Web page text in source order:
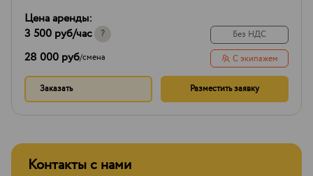
Цена аренды:
3 500 руб/час ?
28 000 руб/смена
Без НДС
С экипажем
Заказать Разместить заявку
Контакты с нами